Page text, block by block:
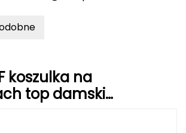
koszulka na
top damski